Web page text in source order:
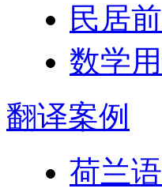
民居
数学
翻译案例
荷兰